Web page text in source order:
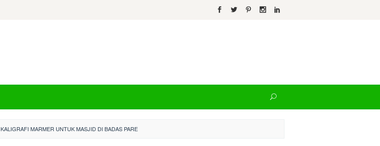
KALIGRAFI MARMER UNTUK MASJID DI BADAS PARE